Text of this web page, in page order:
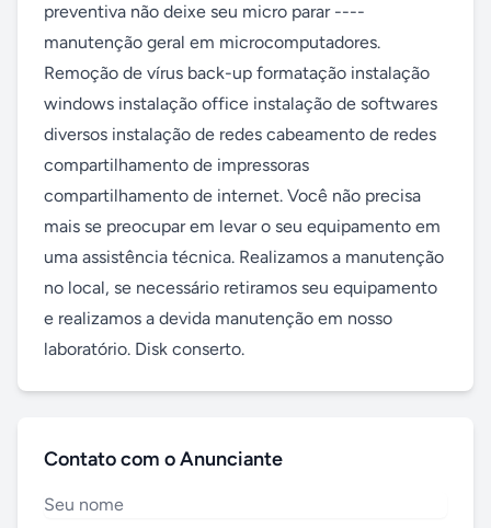
preventiva não deixe seu micro parar ----
manutenção geral em microcomputadores.
Remoção de vírus back-up formatação instalação
windows instalação office instalação de softwares
diversos instalação de redes cabeamento de redes
compartilhamento de impressoras
compartilhamento de internet. Você não precisa
mais se preocupar em levar o seu equipamento em
uma assistência técnica. Realizamos a manutenção
no local, se necessário retiramos seu equipamento
e realizamos a devida manutenção em nosso
laboratório. Disk conserto.
Contato com o Anunciante